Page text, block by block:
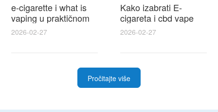
e-cigarette i what is
vaping u praktičnom
vodiču za početnike i
odgovorne korisnike
2026-02-27
Kako izabrati E-
cigareta i cbd vape
top modeli sigurnost
praktični savjeti za
kupovinu
2026-02-27
Pročitajte više